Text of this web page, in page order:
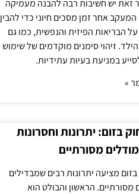
זאת יש חשיבות רבה להבנה מעמיקה
אחר זמן מסכים חיוני כדי להבין
הבריאות הפיזית והנפשית, כמו גם
זיהוי סימנים מוקדמים של שימוש
במניעת בעיות עתידיות.
»
בזום: יתרונות וחסרונות
מסורתיים
מציעה יתרונות רבים שמבדילים
הראשון והבולט הוא